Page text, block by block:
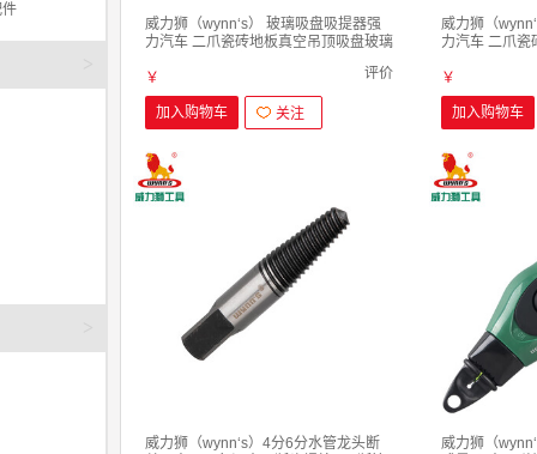
威力狮（wynn‘s） 玻璃吸盘吸提器强
力汽车 二爪瓷砖地板真空吊顶吸盘玻璃
￥
评价
加入购物车 关注
威力狮（
力汽车 二爪瓷
￥
加入购物车
威力狮（wynn‘s）4分6分水管龙头断
威力狮（